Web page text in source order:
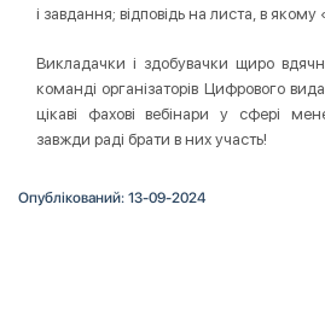
і завдання; відповідь на листа, в
Викладачки і здобувачки щиро
команді організаторів Цифрового
цікаві фахові вебінари у сфері
завжди раді брати в них участь!
Опублікований: 13-09-2024